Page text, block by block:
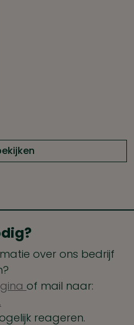
over ons bedrijf
of mail naar:
reageren.